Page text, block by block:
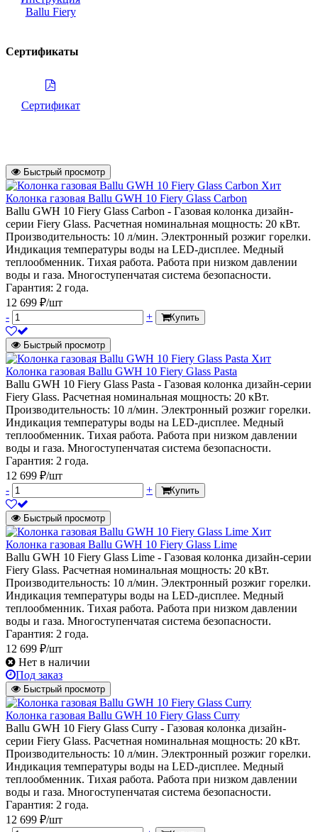
Ballu Fiery
Сертификаты
Сертификат
Быстрый просмотр
Хит
Колонка газовая Ballu GWH 10 Fiery Glass Carbon
Ballu GWH 10 Fiery Glass Carbon - Газовая колонка дизайн-
серии Fiery Glass. Расчетная номинальная мощность: 20 кВт.
Производительность: 10 л/мин. Электронный розжиг горелки.
Индикация температуры воды на LED-дисплее. Медный
теплообменник. Тихая работа. Работа при низком давлении
воды и газа. Многоступенчатая система безопасности.
Гарантия: 2 года.
12 699 ₽/шт
-
+ Купить
Быстрый просмотр
Хит
Колонка газовая Ballu GWH 10 Fiery Glass Pasta
Ballu GWH 10 Fiery Glass Pasta - Газовая колонка дизайн-серии
Fiery Glass. Расчетная номинальная мощность: 20 кВт.
Производительность: 10 л/мин. Электронный розжиг горелки.
Индикация температуры воды на LED-дисплее. Медный
теплообменник. Тихая работа. Работа при низком давлении
воды и газа. Многоступенчатая система безопасности.
Гарантия: 2 года.
12 699 ₽/шт
-
+ Купить
Быстрый просмотр
Хит
Колонка газовая Ballu GWH 10 Fiery Glass Lime
Ballu GWH 10 Fiery Glass Lime - Газовая колонка дизайн-серии
Fiery Glass. Расчетная номинальная мощность: 20 кВт.
Производительность: 10 л/мин. Электронный розжиг горелки.
Индикация температуры воды на LED-дисплее. Медный
теплообменник. Тихая работа. Работа при низком давлении
воды и газа. Многоступенчатая система безопасности.
Гарантия: 2 года.
12 699 ₽/шт
Нет в наличии
Под заказ
Быстрый просмотр
Колонка газовая Ballu GWH 10 Fiery Glass Curry
Ballu GWH 10 Fiery Glass Curry - Газовая колонка дизайн-
серии Fiery Glass. Расчетная номинальная мощность: 20 кВт.
Производительность: 10 л/мин. Электронный розжиг горелки.
Индикация температуры воды на LED-дисплее. Медный
теплообменник. Тихая работа. Работа при низком давлении
воды и газа. Многоступенчатая система безопасности.
Гарантия: 2 года.
12 699 ₽/шт